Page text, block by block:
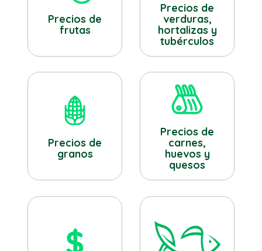
Precios de
frutas
Precios de
verduras,
hortalizas y
tubérculos
Precios de
granos
Precios de
carnes,
huevos y
quesos